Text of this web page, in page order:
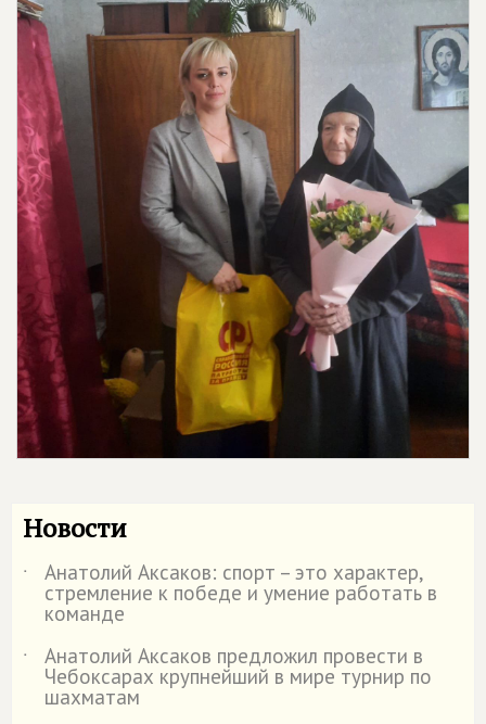
Новости
˙ Анатолий Аксаков: спорт – это характер,
стремление к победе и умение работать в
команде
˙
Анатолий Аксаков предложил провести в
Чебоксарах крупнейший в мире турнир по
шахматам